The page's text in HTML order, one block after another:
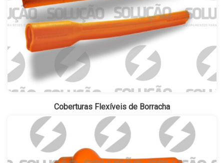
Coberturas Flexíveis de Borracha